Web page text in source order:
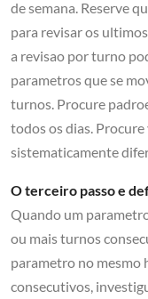
de semana. Reserve
para revisar os
a revisao por turno
parametros que se
turnos. Procure
todos os dias.
sistematicamente
O terceiro passo e
Quando um
ou mais turnos
parametro no
consecutivos,